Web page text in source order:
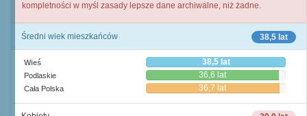
kompletności w myśl zasady lepsze dane archiwalne, niż żadne.
38,5 lat
Średni wiek mieszkańców
Wieś 38,5 lat
Podlaskie 36,6 lat
Cała Polska 36,7 lat